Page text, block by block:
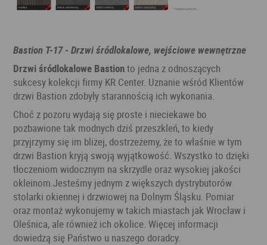
Bastion T-17 - Drzwi śródlokalowe, wejściowe wewnętrzne
Drzwi śródlokalowe Bastionto jedna z odnoszących
sukcesy kolekcji firmy KR Center. Uznanie wśród Klientów
drzwi Bastion zdobyły starannością ich wykonania.
Choć z pozoru wydają się proste i nieciekawe bo
pozbawione tak modnych dziś przeszkleń, to kiedy
przyjrzymy się im bliżej, dostrzeżemy, że to właśnie w tym
drzwi Bastion kryją swoją wyjątkowość. Wszystko to dzięki
tłoczeniom widocznym na skrzydle oraz wysokiej jakości
okleinom.Jesteśmy jednym z większych dystrybutorów
stolarki okiennej i drzwiowej na Dolnym Śląsku. Pomiar
oraz montaż wykonujemy w takich miastach jak Wrocław i
Oleśnica, ale również ich okolice. Więcej informacji
dowiedzą się Państwo u naszego doradcy.